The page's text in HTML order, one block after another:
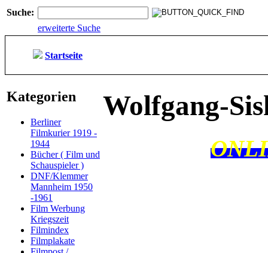
Suche:
erweiterte Suche
Startseite
Kategorien
Berliner
Filmkurier 1919 -
1944
Bücher ( Film und
Schauspieler )
DNF/Klemmer
Mannheim 1950
-1961
Film Werbung
Kriegszeit
Filmindex
Filmplakate
Wolfgang-